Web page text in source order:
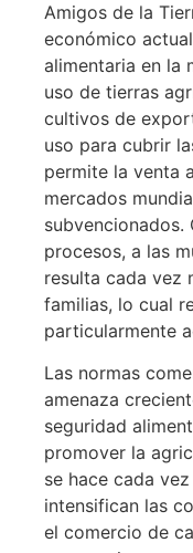
Amigos de la
económico
alimentaria en la
uso de tierras
cultivos de
uso para cubrir
permite la venta
mercados
subvencionados.
procesos, a las
resulta cada vez
familias, lo cual
particularmente
Las normas
amenaza
seguridad
promover la
se hace cada
intensifican las
el comercio de